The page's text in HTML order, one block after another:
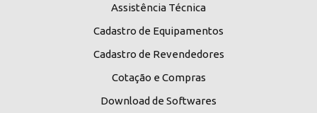
Assistência Técnica
Cadastro de Equipamentos
Cadastro de Revendedores
Cotação e Compras
Download de Softwares